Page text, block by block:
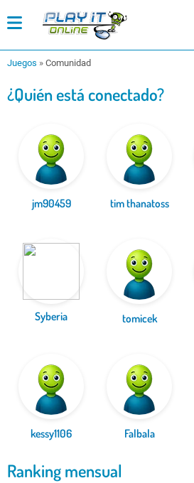
Juegos » Comunidad
¿Quién está conectado?
jm90459 tim thanatoss
Syberia tomicek
kessy1106 Falbala
Ranking mensual